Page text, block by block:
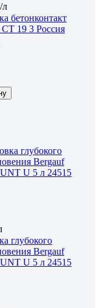
л
бетонконтакт
19 3 Россия
глубокого
Bergauf
U 5 л 24515